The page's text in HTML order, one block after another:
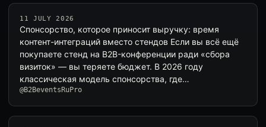
11 JULY 2026
Спонсорство, которое приносит выручку: время
контент-интеграций вместо стендов Если вы всё ещё
покупаете стенд на B2B-конференции ради «сбора
визиток» — вы теряете бюджет. В 2026 году
классическая модель спонсорства, где…
@B2BeventsRuPro